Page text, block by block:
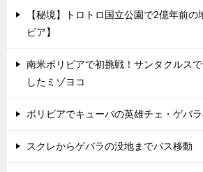
【秘境】トロトロ国立公園で2億年前の
ビア】
南米ボリビアで初挑戦！サンタクルス
したミゾヨコ
ボリビアでキューバの英雄チェ・ゲバ
スクレからゲバラの没地までバス移動